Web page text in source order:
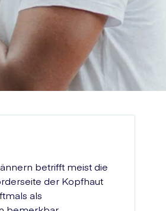
betrifft meist die
der Kopfhaut
als